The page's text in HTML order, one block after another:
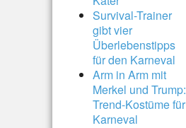
Survival-Trainer
gibt vier
Überlebenstipps
für den Karneval
Arm in Arm mit
Merkel und Trump:
Trend-Kostüme für
Karneval